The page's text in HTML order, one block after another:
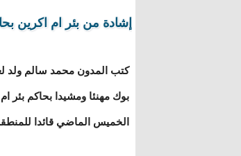
إشادة من بئر ام اكرين
كتب المدون محمد سالم ولد
بوك مهنئا ومشيدا بحاكم بئر
الخميس الماضي قائدا